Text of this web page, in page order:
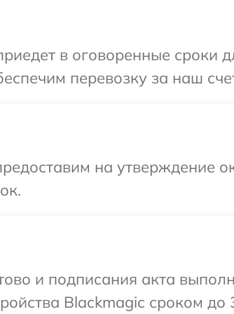
в оговоренные сроки
перевозку за наш
на утверждение
и подписания акта
Blackmagic сроком до